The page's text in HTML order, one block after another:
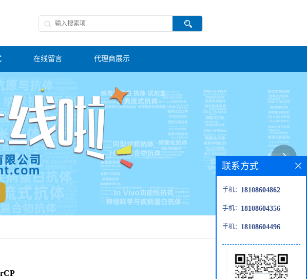
在线留言 代理商展示
联系方式
手机： 18108604862
手机： 18108604356
手机： 18108604496